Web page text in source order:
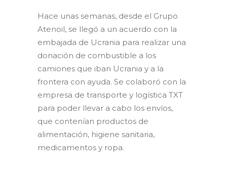
Hace unas semanas, desde el Grupo
Atenoil, se llegó a un acuerdo con la
embajada de Ucrania para realizar una
donación de combustible a los
camiones que iban Ucrania y a la
frontera con ayuda. Se colaboró con la
empresa de transporte y logística TXT
para poder llevar a cabo los envíos,
que contenían productos de
alimentación, higiene sanitaria,
medicamentos y ropa.